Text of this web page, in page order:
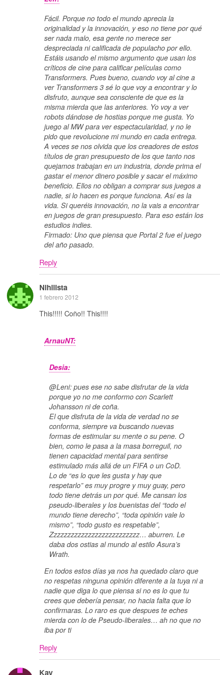
Fácil. Porque no todo el mundo aprecia la
originalidad y la innovación, y eso no tiene por qué
ser nada malo, esa gente no merece ser
despreciada ni calificada de populacho por ello.
Estáis usando el mismo argumento que usan los
críticos de cine para calificar películas como
Transformers. Pues bueno, cuando voy al cine a
ver Transformers 3 sé lo que voy a encontrar y lo
disfruto, aunque sea consciente de que es la
misma mierda que las anteriores. Yo voy a ver
robots dándose de hostias porque me gusta. Yo
juego al MW para ver espectacularidad, y no le
pido que revolucione mi mundo en cada entrega.
A veces se nos olvida que los creadores de estos
títulos de gran presupuesto de los que tanto nos
quejamos trabajan en un industria, donde prima el
gastar el menor dinero posible y sacar el máximo
beneficio. Ellos no obligan a comprar sus juegos a
nadie, si lo hacen es porque funciona. Así es la
vida. Si queréis innovación, no la vais a encontrar
en juegos de gran presupuesto. Para eso están los
estudios indies.
Firmado: Uno que piensa que Portal 2 fue el juego
del año pasado.
Reply
Nihilista
1 febrero 2012
This!!!!! Coño!! This!!!!
ArnauNT:
Desia:
@Leni: pues ese no sabe disfrutar de la vida
porque yo no me conformo con Scarlett
Johansson ni de coña.
El que disfruta de la vida de verdad no se
conforma, siempre va buscando nuevas
formas de estimular su mente o su pene. O
bien, como le pasa a la masa borreguil, no
tienen capacidad mental para sentirse
estimulado más allá de un FIFA o un CoD.
Lo de “es lo que les gusta y hay que
respetarlo” es muy progre y muy guay, pero
todo tiene detrás un por qué. Me cansan los
pseudo-liberales y los buenistas del “todo el
mundo tiene derecho”, “toda opinión vale lo
mismo”, “todo gusto es respetable”,
Zzzzzzzzzzzzzzzzzzzzzzzzzz… aburren. Le
daba dos ostias al mundo al estilo Asura’s
Wrath.
En todos estos días ya nos ha quedado claro que
no respetas ninguna opinión diferente a la tuya ni a
nadie que diga lo que piensa si no es lo que tu
crees que debería pensar, no hacia falta que lo
confirmaras. Lo raro es que despues te eches
mierda con lo de Pseudo-liberales… ah no que no
iba por ti
Reply
Kay